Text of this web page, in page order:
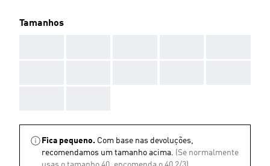
Tamanhos
Fica pequeno. Com base nas devoluções,
recomendamos um tamanho acima. (Se normalmente